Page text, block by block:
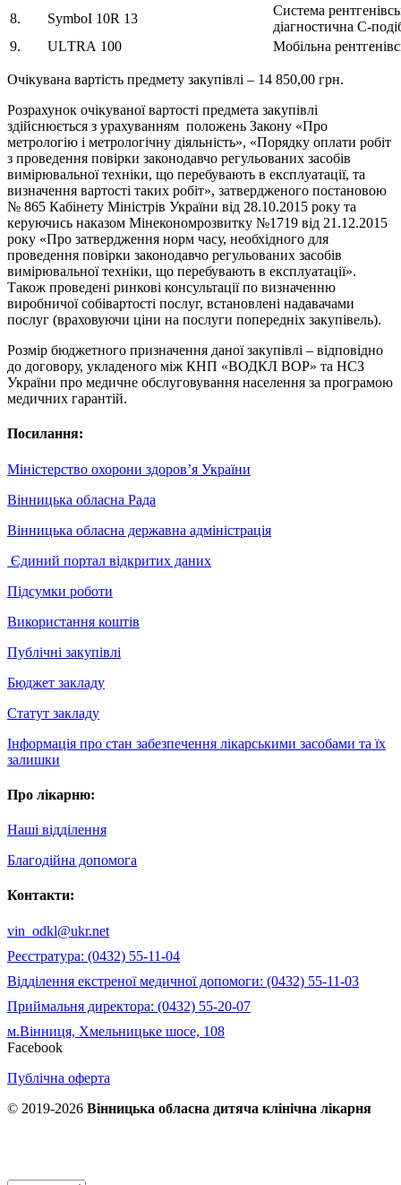
8.
SуmbоІ 10R 13
Система
діагностична С-
9.
ULТRА 100 Мобільна
Очікувана вартість предмету закупівлі – 14 850,00 грн.
Розрахунок очікуваної вартості предмета закупівлі
здійснюється з урахуванням положень Закону «Про
метрологію і метрологічну діяльність», «Порядку оплати робіт
з проведення повірки законодавчо регульованих засобів
вимірювальної техніки, що перебувають в експлуатації, та
визначення вартості таких робіт», затвердженого постановою
№ 865 Кабінету Міністрів України від 28.10.2015 року та
керуючись наказом Мінекономрозвитку №1719 від 21.12.2015
року «Про затвердження норм часу, необхідного для
проведення повірки законодавчо регульованих засобів
вимірювальної техніки, що перебувають в експлуатації».
Також проведені ринкові консультації по визначенню
виробничої собівартості послуг, встановлені надавачами
послуг (враховуючи ціни на послуги попередніх закупівель).
Розмір бюджетного призначення даної закупівлі – відповідно
до договору, укладеного між КНП «ВОДКЛ ВОР» та НСЗ
України про медичне обслуговування населення за програмою
медичних гарантій.
Посилання:
Міністерство охорони здоров’я України
Вінницька обласна Рада
Вінницька обласна державна адміністрація
Єдиний портал відкритих даних
Підсумки роботи
Використання коштів
Публічні закупівлі
Бюджет закладу
Статут закладу
Інформація про стан забезпечення лікарськими засобами та їх
залишки
Про лікарню:
Наші відділення
Благодійна допомога
Контакти:
vin_odkl@ukr.net
Реєстратура: (0432) 55-11-04
Відділення екстреної медичної допомоги: (0432) 55-11-03
Приймальня директора: (0432) 55-20-07
м.Вінниця, Хмельницьке шосе, 108
Facebook
Публічна оферта
© 2019-2026 Вінницька обласна дитяча клінічна лікарня